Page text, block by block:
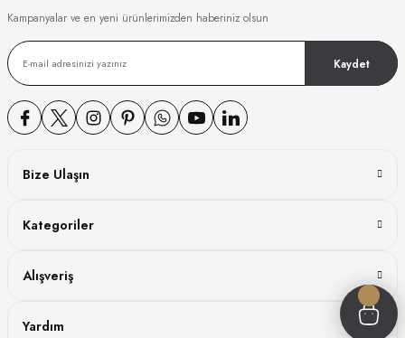
Kampanyalar ve en yeni ürünlerimizden haberiniz olsun
Kaydet
Bize Ulaşın
Kategoriler
Alışveriş
Yardım
WATCH
WATCH